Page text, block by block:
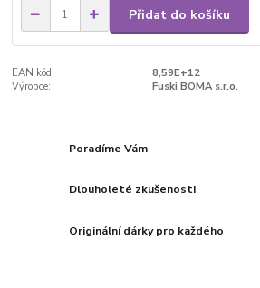
Přidat do košíku
EAN kód:
8,59E+12
Výrobce:
Fuski BOMA s.r.o.
Poradíme Vám
Dlouholeté zkušenosti
Originální dárky pro každého